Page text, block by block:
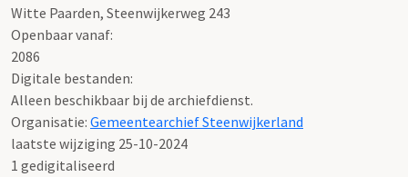
Witte Paarden, Steenwijkerweg 243
Openbaar vanaf:
2086
Digitale bestanden:
Alleen beschikbaar bij de archiefdienst.
Organisatie: Gemeentearchief Steenwijkerland
laatste wijziging 25-10-2024
1 gedigitaliseerd